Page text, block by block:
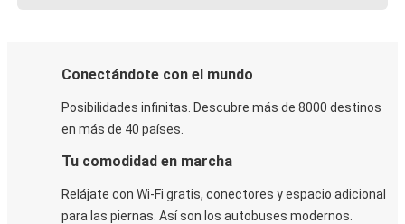
Conectándote con el mundo
Posibilidades infinitas. Descubre más de 8000 destinos
en más de 40 países.
Tu comodidad en marcha
Relájate con Wi-Fi gratis, conectores y espacio adicional
para las piernas. Así son los autobuses modernos.